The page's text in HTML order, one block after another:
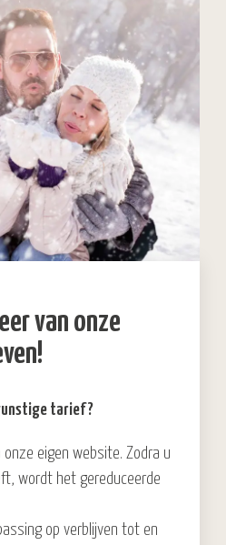
van onze
tarief?
eigen website. Zodra u
wordt het gereduceerde
op verblijven tot en